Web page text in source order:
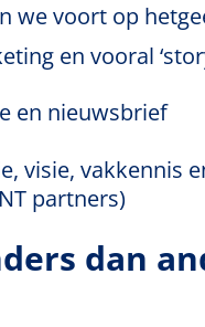
we voort op
en vooral
en nieuwsbrief
visie, vakkennis
partners)
dan